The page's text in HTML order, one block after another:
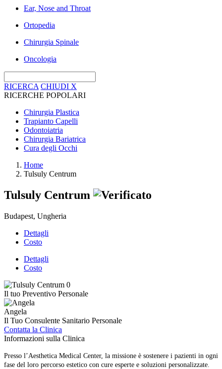
Ear, Nose and Throat
Ortopedia
Chirurgia Spinale
Oncologia
RICERCA CHIUDI X
RICERCHE POPOLARI
Chirurgia Plastica
Trapianto Capelli
Odontoiatria
Chirurgia Bariatrica
Cura degli Occhi
Home
Tulsuly Centrum
Tulsuly Centrum
Budapest, Ungheria
Dettagli
Costo
Dettagli
Costo
Il tuo Preventivo Personale
Angela
Il Tuo Consulente Sanitario Personale
Contatta la Clinica
Informazioni sulla Clinica
Presso l’Aesthetica Medical Center, la missione è sostenere i pazienti in ogni
fase del loro percorso estetico con cure esperte e soluzioni personalizzate.